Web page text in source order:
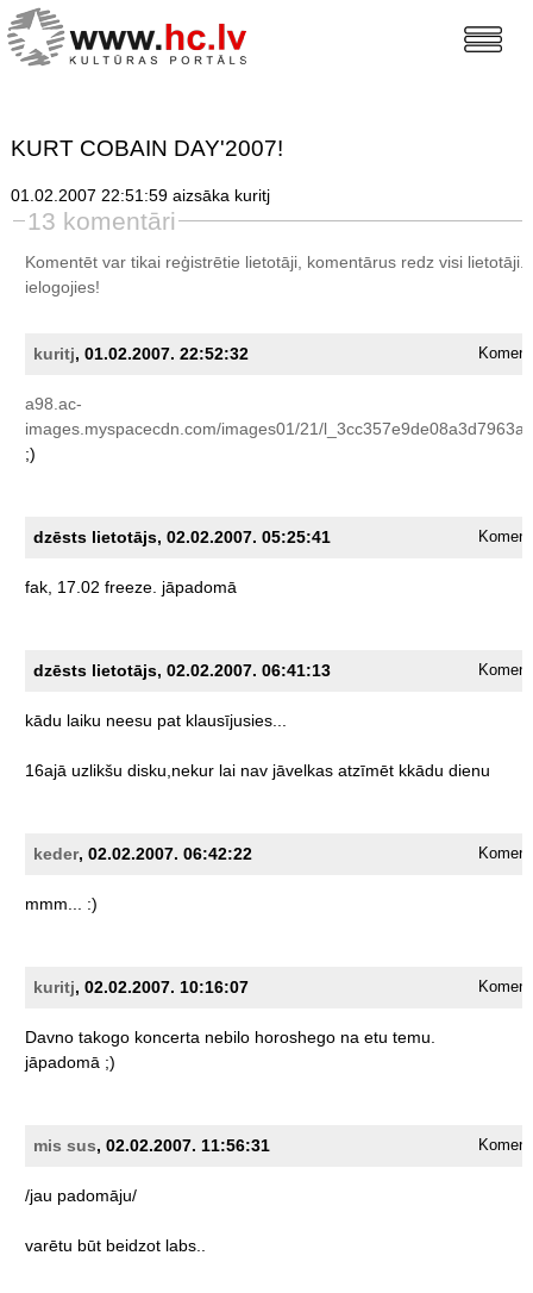
KURT COBAIN DAY'2007!
01.02.2007 22:51:59 aizsāka kuritj
13 komentāri
Komentēt var tikai reģistrētie lietotāji, komentārus redz visi lietotāji.
ielogojies!
kuritj, 01.02.2007. 22:52:32
a98.ac-
images.myspacecdn.com/images01/21/
;)
dzēsts lietotājs, 02.02.2007. 05:25:41
fak, 17.02 freeze. jāpadomā
dzēsts lietotājs, 02.02.2007. 06:41:13
kādu laiku neesu pat klausījusies...
16ajā uzlikšu disku,nekur lai nav jāvelkas atzīmēt kkādu dienu
keder, 02.02.2007. 06:42:22
mmm... :)
kuritj, 02.02.2007. 10:16:07
Davno takogo koncerta nebilo horoshego na etu temu.
jāpadomā ;)
mis sus, 02.02.2007. 11:56:31
/jau padomāju/
varētu būt beidzot labs..